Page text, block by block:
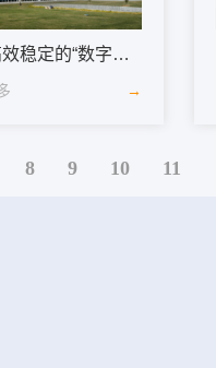
打造高效稳定的“数字动脉”，构建晶圆制造企业“数据护盾”
→
8 9 10 11